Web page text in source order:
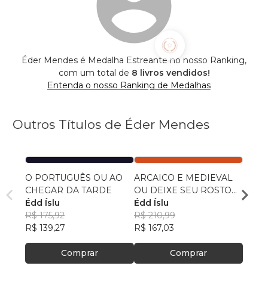
Éder Mendes é Medalha Estreante no nosso Ranking,
com um total de 8 livros vendidos!
Entenda o nosso Ranking de Medalhas
Outros Títulos de Éder Mendes
O PORTUGUÊS OU AO
CHEGAR DA TARDE
Édd Íslu
R$ 175,92
R$ 139,27
Comprar
ARCAICO E MEDIEVAL
OU DEIXE SEU ROSTO
AO ENTRAR... DEIXE SEU
ROSTO AO SAIR...
Édd Íslu
R$ 210,99
R$ 167,03
Comprar
Édd